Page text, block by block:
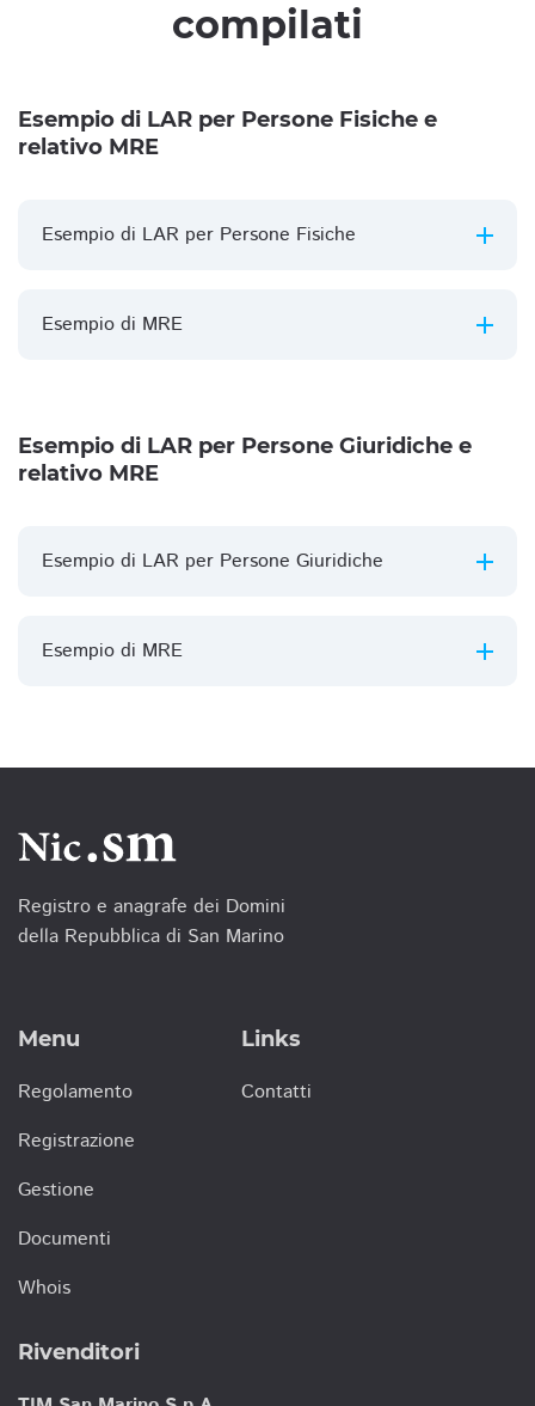
compilati
Esempio di LAR per Persone Fisiche e
relativo MRE
Esempio di LAR per Persone Fisiche
Esempio di MRE
Esempio di LAR per Persone Giuridiche e
relativo MRE
Esempio di LAR per Persone Giuridiche
Esempio di MRE
Registro e anagrafe dei Domini
della Repubblica di San Marino
Menu
Regolamento
Registrazione
Gestione
Documenti
Whois
Links
Contatti
Rivenditori